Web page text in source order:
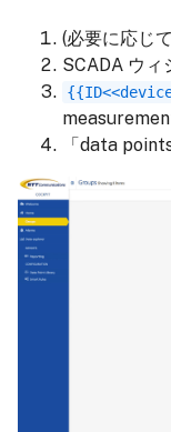
(必要に応じ
SCADA ウィ
「data